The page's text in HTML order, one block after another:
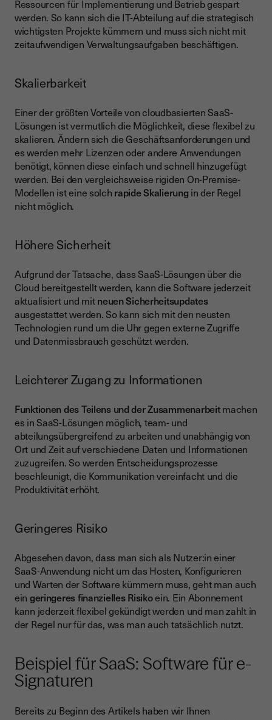
Ressourcen für Implementierung und Betrieb gespart
werden. So kann sich die IT-Abteilung auf die strategisch
wichtigsten Projekte kümmern und muss sich nicht mit
zeitaufwendigen Verwaltungsaufgaben beschäftigen.
Skalierbarkeit
Einer der größten Vorteile von cloudbasierten SaaS-
Lösungen ist vermutlich die Möglichkeit, diese flexibel zu
skalieren. Ändern sich die Geschäftsanforderungen und
es werden mehr Lizenzen oder andere Anwendungen
benötigt, können diese einfach und schnell hinzugefügt
werden. Bei den vergleichsweise rigiden On-Premise-
Modellen ist eine solch rapide Skalierung in der Regel
nicht möglich.
Höhere Sicherheit
Aufgrund der Tatsache, dass SaaS-Lösungen über die
Cloud bereitgestellt werden, kann die Software jederzeit
aktualisiert und mitneuen Sicherheitsupdates
ausgestattet werden. So kann sich mit den neusten
Technologien rund um die Uhr gegen externe Zugriffe
und Datenmissbrauch geschützt werden.
Leichterer Zugang zu Informationen
Funktionen des Teilens und der Zusammenarbeitmachen
es in SaaS-Lösungen möglich, team- und
abteilungsübergreifend zu arbeiten und unabhängig von
Ort und Zeit auf verschiedene Daten und Informationen
zuzugreifen. So werden Entscheidungsprozesse
beschleunigt, die Kommunikation vereinfacht und die
Produktivität erhöht.
Geringeres Risiko
Abgesehen davon, dass man sich als Nutzer:in einer
SaaS-Anwendung nicht um das Hosten, Konfigurieren
und Warten der Software kümmern muss, geht man auch
ein geringeres finanzielles Risikoein. Ein Abonnement
kann jederzeit flexibel gekündigt werden und man zahlt in
der Regel nur für das, was man auch tatsächlich nutzt.
Beispiel für SaaS: Software für e-
Signaturen
Bereits zu Beginn des Artikels haben wir Ihnen